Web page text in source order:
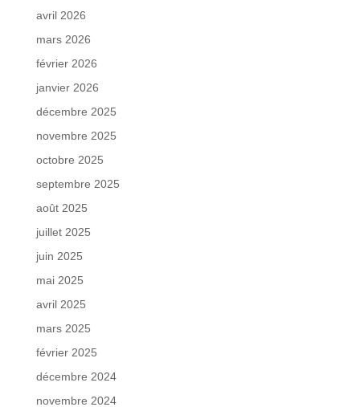
avril 2026
mars 2026
février 2026
janvier 2026
décembre 2025
novembre 2025
octobre 2025
septembre 2025
août 2025
juillet 2025
juin 2025
mai 2025
avril 2025
mars 2025
février 2025
décembre 2024
novembre 2024